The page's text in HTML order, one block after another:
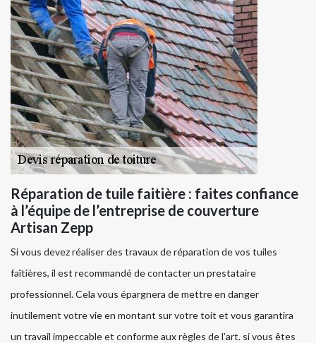
Réparation de tuile faitière : faites confiance
à l’équipe de l’entreprise de couverture
Artisan Zepp
Si vous devez réaliser des travaux de réparation de vos tuiles
faîtières, il est recommandé de contacter un prestataire
professionnel. Cela vous épargnera de mettre en danger
inutilement votre vie en montant sur votre toit et vous garantira
un travail impeccable et conforme aux règles de l’art. si vous êtes